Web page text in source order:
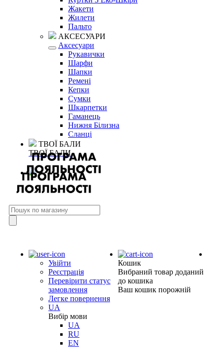
Жакети
Жилети
Пальто
АКСЕСУАРИ
Аксесуари
Рукавички
Шарфи
Шапки
Ремені
Кепки
Сумки
Шкарпетки
Гаманець
Нижня Білизна
Сланці
ТВОЇ БАЛИ
ТВОЇ БАЛИ
Увійти
Реєстрація
Перевірити статус
замовлення
Легке повернення
UA
Вибір мови
UA
RU
EN
Кошик
Вибраний товар доданий
до кошика
Ваш кошик порожній